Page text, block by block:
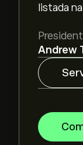
listada
Andrew
O preço
Os
previsão
Com